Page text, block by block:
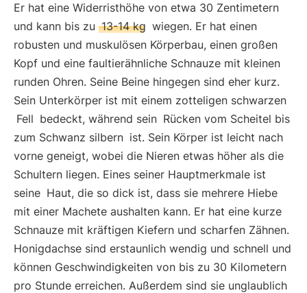
Er hat eine Widerristhöhe von etwa 30 Zentimetern
und kann bis zu 13-14 kg wiegen. Er hat einen
robusten und muskulösen Körperbau, einen großen
Kopf und eine faultierähnliche Schnauze mit kleinen
runden Ohren. Seine Beine hingegen sind eher kurz.
Sein Unterkörper ist mit einem zotteligen schwarzen
Fell bedeckt, während sein Rücken vom Scheitel bis
zum Schwanz silbern ist. Sein Körper ist leicht nach
vorne geneigt, wobei die Nieren etwas höher als die
Schultern liegen. Eines seiner Hauptmerkmale ist
seine Haut, die so dick ist, dass sie mehrere Hiebe
mit einer Machete aushalten kann. Er hat eine kurze
Schnauze mit kräftigen Kiefern und scharfen Zähnen.
Honigdachse sind erstaunlich wendig und schnell und
können Geschwindigkeiten von bis zu 30 Kilometern
pro Stunde erreichen. Außerdem sind sie unglaublich